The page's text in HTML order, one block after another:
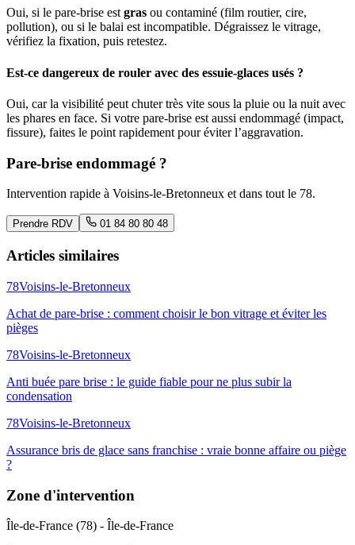
Oui, si le pare-brise estgras ou contaminé (film routier, cire,
pollution), ou si le balai est incompatible. Dégraissez le vitrage,
vérifiez la fixation, puis retestez.
Est-ce dangereux de rouler avec des essuie-glaces usés ?
Oui, car la visibilité peut chuter très vite sous la pluie ou la nuit avec
les phares en face. Si votre pare-brise est aussi endommagé (impact,
fissure), faites le point rapidement pour éviter l’aggravation.
Pare-brise endommagé ?
Intervention rapide à Voisins-le-Bretonneux et dans tout le 78.
Prendre RDV 01 84 80 80 48
Articles similaires
78Voisins-le-Bretonneux
Achat de pare-brise : comment choisir le bon vitrage et éviter les
pièges
78Voisins-le-Bretonneux
Anti buée pare brise : le guide fiable pour ne plus subir la
condensation
78Voisins-le-Bretonneux
Assurance bris de glace sans franchise : vraie bonne affaire ou piège
?
Zone d'intervention
Île-de-France (78) - Île-de-France